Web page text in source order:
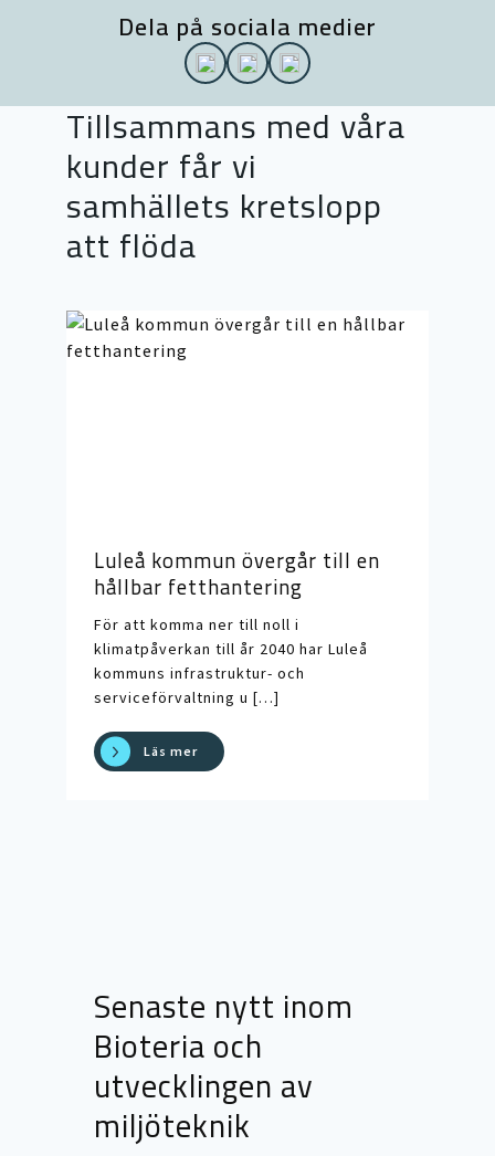
Dela på sociala medier
Tillsammans med våra
kunder får vi
samhällets kretslopp
att flöda
Luleå kommun övergår till en
hållbar fetthantering
För att komma ner till noll i
klimatpåverkan till år 2040 har Luleå
kommuns infrastruktur- och
serviceförvaltning u […]
Läs mer
Senaste nytt inom
Bioteria och
utvecklingen av
miljöteknik